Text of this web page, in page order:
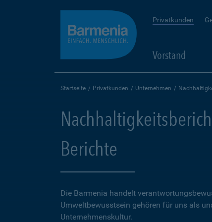
Privatkunden
Vorstand
Startseite Privatkunden Unternehmen
Berichte
Die Barmenia handelt
Umweltbewusstsein gehören für uns als
Unternehmenskultur.